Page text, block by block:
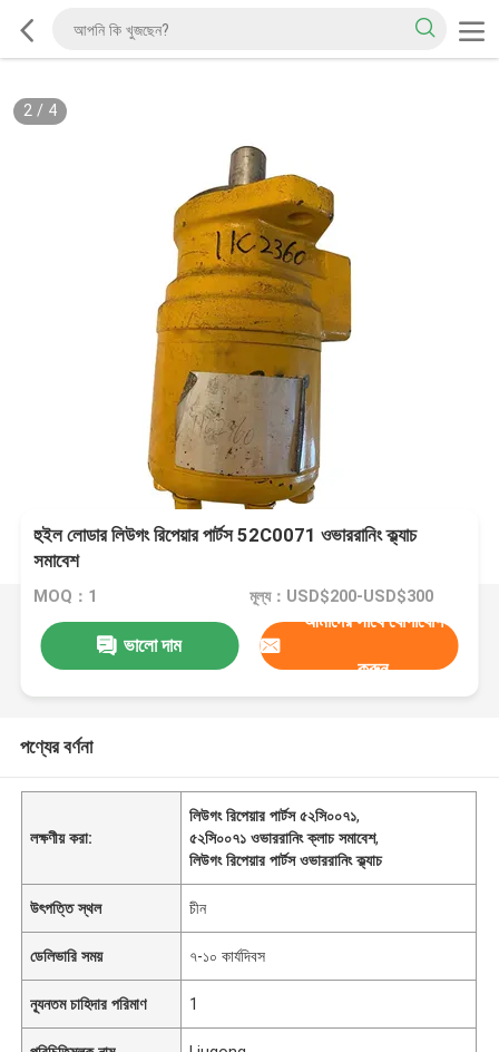
2/ 4
হুইল লোডার লিউগং রিপেয়ার পার্টস 52C0071 ওভাররানিং ক্ল্যাচ
সমাবেশ
MOQ：1 মূল্য：USD$200-USD$300
ভালো দাম
আমাদের সাথে যোগাযোগ
করুন
পণ্যের বর্ণনা
লক্ষণীয় করা:
লিউগং রিপেয়ার পার্টস ৫২সি০০৭১,
৫২সি০০৭১ ওভাররানিং ক্লাচ সমাবেশ,
লিউগং রিপেয়ার পার্টস ওভাররানিং ক্ল্যাচ
উৎপত্তি স্থল চীন
ডেলিভারি সময় ৭-১০ কার্যদিবস
ন্যূনতম চাহিদার পরিমাণ 1